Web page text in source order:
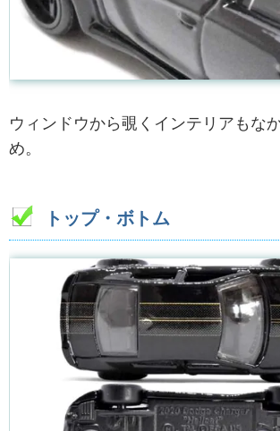
ウィンドウから覗くインテリアもな
め。
トップ・ボトム